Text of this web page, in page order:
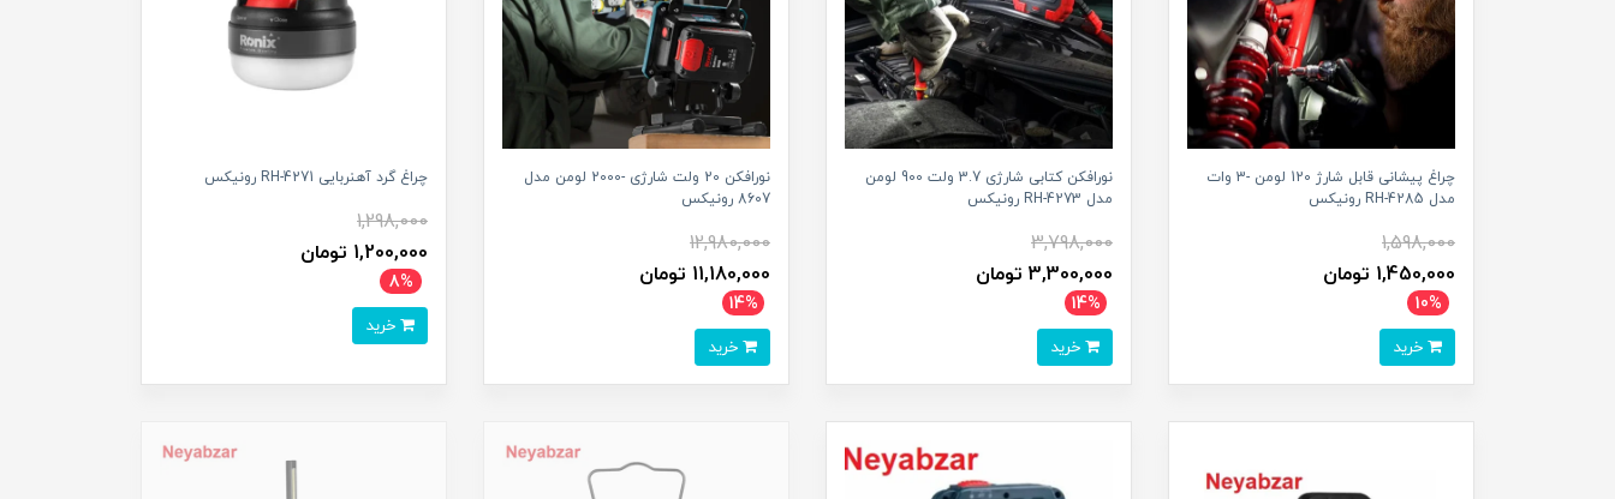
چراغ پیشانی قابل شارژ 120 لومن -3 وات
مدل RH-4285 رونیکس
1,598,000
1,450,000 تومان
10%
نورافکن کتابی شارژی 3.7 ولت 900 لومن
مدل RH-4273 رونیکس
3,798,000
3,300,000 تومان
14%
نورافکن 20 ولت شارژی -2000 لومن مدل
8607 رونیکس
12,980,000
11,180,000 تومان
14%
چراغ گرد آهنربایی RH-4271 رونیکس
1,298,000
1,200,000 تومان
8%